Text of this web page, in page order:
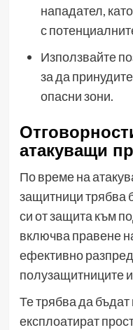
нападател,
с
Използвайте
за да
опасни зони.
атакуващи
По време на
защитници трябва
си от защита към
включва правене
ефективно
полузащитниците
Те трябва да
експлоатират